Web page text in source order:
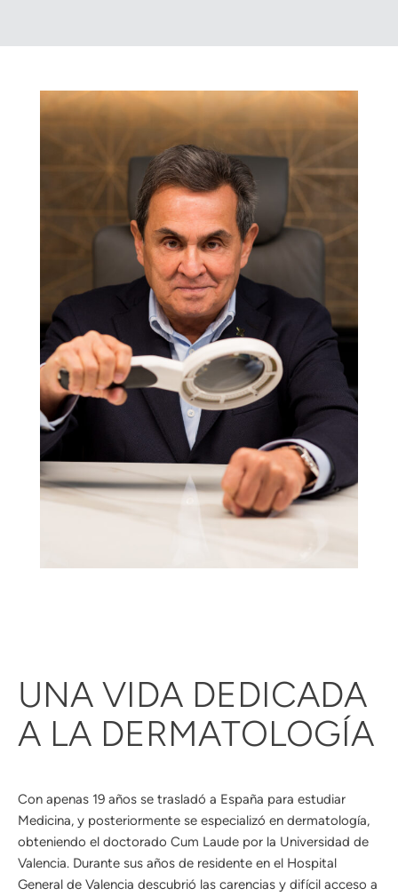
UNA VIDA DEDICADA
A LA DERMATOLOGÍA
Con apenas 19 años se trasladó a España para estudiar
Medicina, y posteriormente se especializó en dermatología,
obteniendo el doctorado Cum Laude por la Universidad de
Valencia. Durante sus años de residente en el Hospital
General de Valencia descubrió las carencias y difícil acceso a